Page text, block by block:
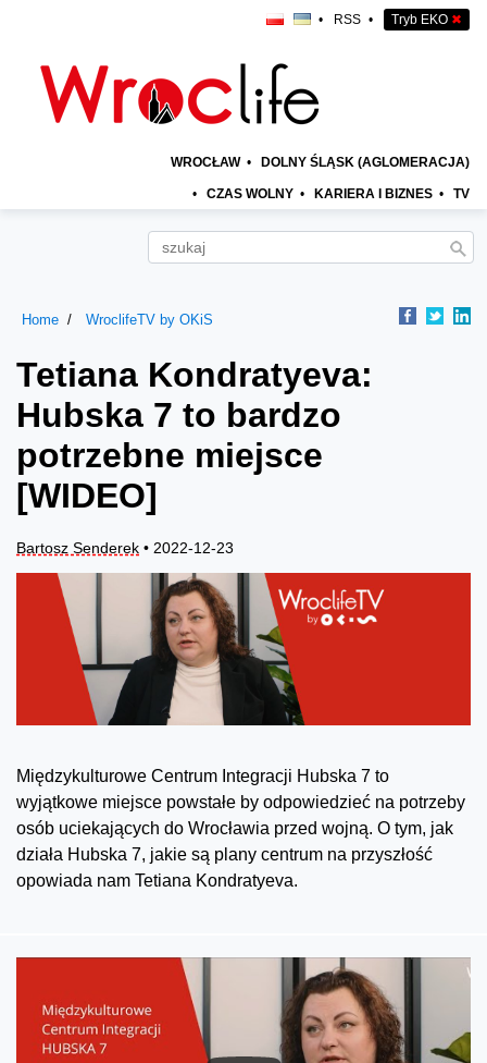
• RSS • Tryb EKO ✖
WROCŁAW • DOLNY ŚLĄSK (AGLOMERACJA)
• CZAS WOLNY • KARIERA I BIZNES • TV
Home WroclifeTV by OKiS
Tetiana Kondratyeva:
Hubska 7 to bardzo
potrzebne miejsce
[WIDEO]
Bartosz Senderek • 2022-12-23
Międzykulturowe Centrum Integracji Hubska 7 to
wyjątkowe miejsce powstałe by odpowiedzieć na potrzeby
osób uciekających do Wrocławia przed wojną. O tym, jak
działa Hubska 7, jakie są plany centrum na przyszłość
opowiada nam Tetiana Kondratyeva.